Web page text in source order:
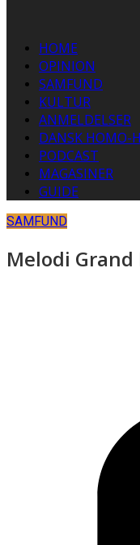
HOME
OPINION
SAMFUND
KULTUR
ANMELDELSER
DANSK HOMO-
PODCAST
MAGASINER
GUIDE
SAMFUND
Melodi